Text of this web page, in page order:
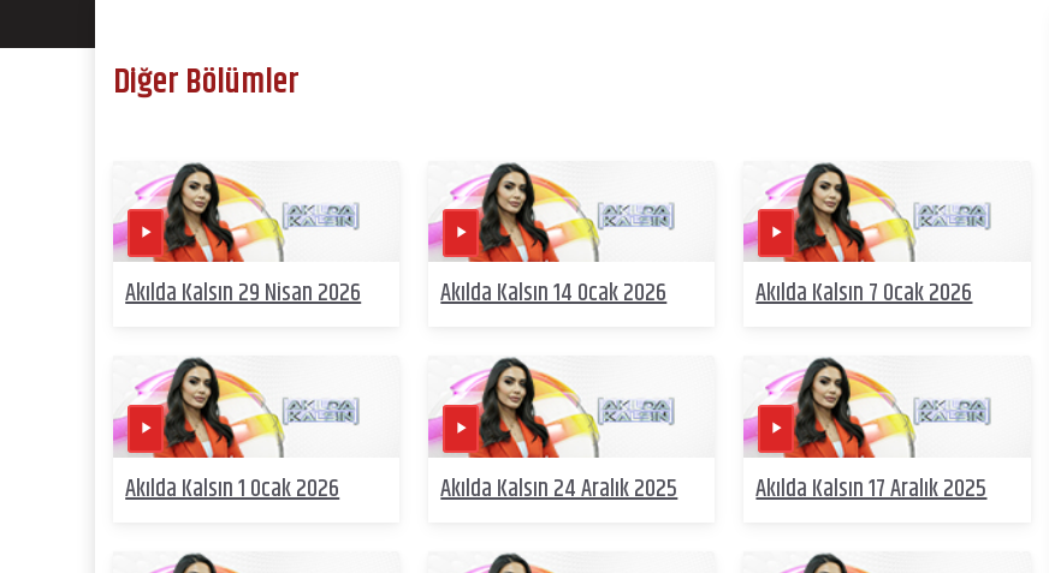
Diğer Bölümler
Akılda Kalsın 29 Nisan 2026 Akılda Kalsın 14 Ocak 2026 Akılda Kalsın 7 Ocak 2026
Akılda Kalsın 1 Ocak 2026 Akılda Kalsın 24 Aralık 2025 Akılda Kalsın 17 Aralık 2025